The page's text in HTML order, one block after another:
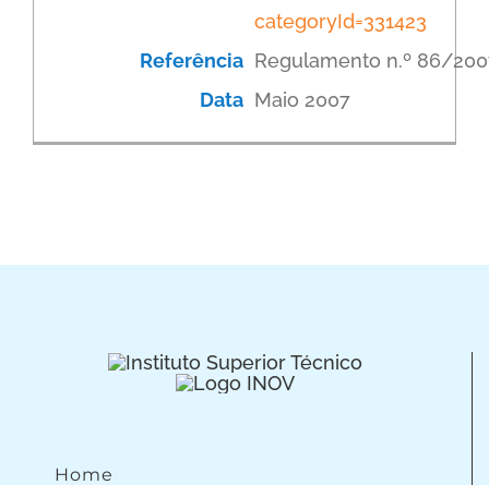
categoryId=331423
Referência Regulamento n.º 86/
Data Maio 2007
Home